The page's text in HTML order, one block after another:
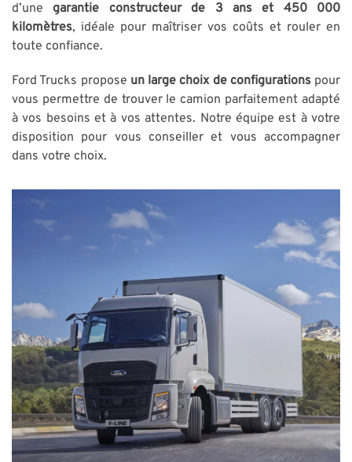
d’unegarantie constructeur de 3 ans et 450 000
kilomètres, idéale pour maîtriser vos coûts et rouler en
toute confiance.
Ford Trucks propose un large choix de configurationspour
vous permettre de trouver le camion parfaitement adapté
à vos besoins et à vos attentes. Notre équipe est à votre
disposition pour vous conseiller et vous accompagner
dans votre choix.